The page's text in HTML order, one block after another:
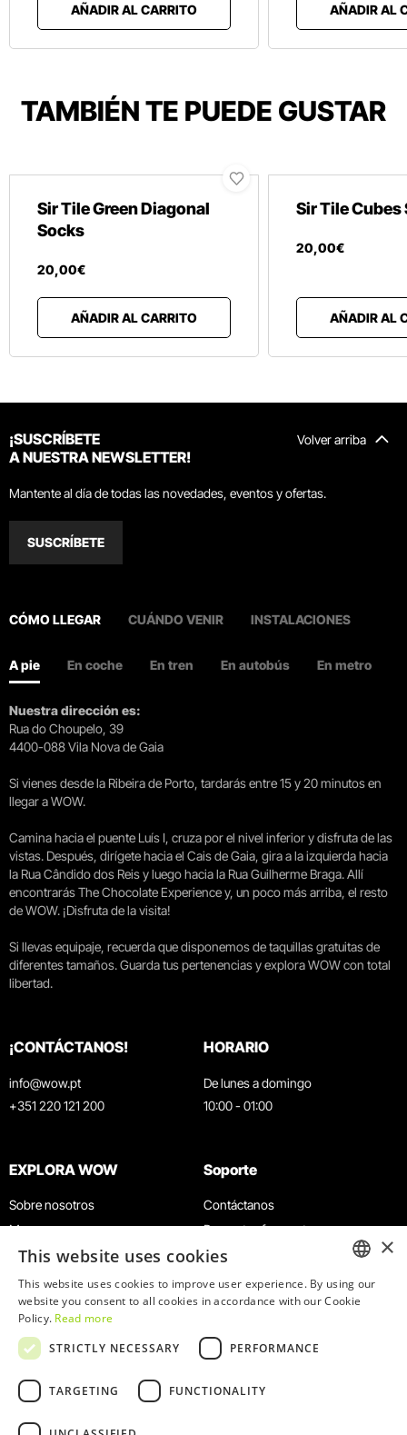
AÑADIR AL CARRITO AÑADIR AL
TAMBIÉN TE PUEDE GUSTAR
Sir Tile Green Diagonal
Socks
20,00€
AÑADIR AL CARRITO
Sir Tile Cubes
20,00€
AÑADIR AL
Volver arriba
¡SUSCRÍBETE
A NUESTRA NEWSLETTER!
Mantente al día de todas las novedades, eventos y ofertas.
SUSCRÍBETE
CÓMO LLEGAR CUÁNDO VENIR INSTALACIONES
A pie En coche En tren En autobús En metro
Nuestra dirección es:
Rua do Choupelo, 39
4400-088 Vila Nova de Gaia
Si vienes desde la Ribeira de Porto, tardarás entre 15 y 20 minutos en
llegar a WOW.
Camina hacia el puente Luís I, cruza por el nivel inferior y disfruta de las
vistas. Después, dirígete hacia el Cais de Gaia, gira a la izquierda hacia
la Rua Cândido dos Reis y luego hacia la Rua Guilherme Braga. Allí
encontrarás The Chocolate Experience y, un poco más arriba, el resto
de WOW. ¡Disfruta de la visita!
Si llevas equipaje, recuerda que disponemos de taquillas gratuitas de
diferentes tamaños. Guarda tus pertenencias y explora WOW con total
libertad.
¡CONTÁCTANOS!
info@wow.pt
+351 220 121 200
HORARIO
De lunes a domingo
10:00 - 01:00
EXPLORA WOW
Sobre nosotros
Museos
Agenda
Noticias
Restaurantes
Tarjeta WOW
Grupos y eventos
Servicio educativo
Soporte
Contáctanos
Preguntas frecuentes
Términos y condiciones
Política de privacidad y cookies
Trabaja con nosotros
Libro de reclamaciones
ENGLISH
×
This website uses cookies
This website uses cookies to improve user experience. By using our
website you consent to all cookies in accordance with our Cookie
Policy. Read more
STRICTLY NECESSARY
PERFORMANCE
TARGETING FUNCTIONALITY